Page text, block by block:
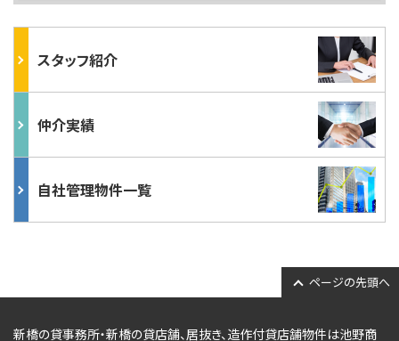
スタッフ紹介
仲介実績
自社管理物件一覧
ページの先頭へ
新橋の貸事務所・新橋の貸店舗、居抜き、造作付貸店舗物件は池野商